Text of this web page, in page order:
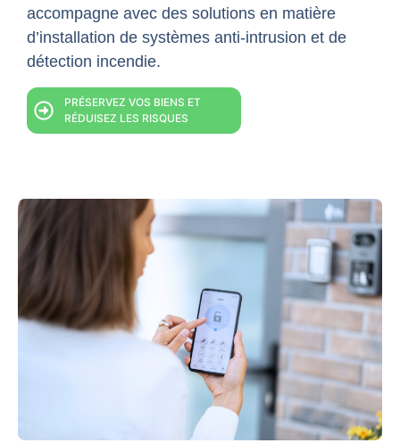
accompagne avec des solutions en matière
d’installation de systèmes anti-intrusion et de
détection incendie.
PRÉSERVEZ VOS BIENS ET
RÉDUISEZ LES RISQUES